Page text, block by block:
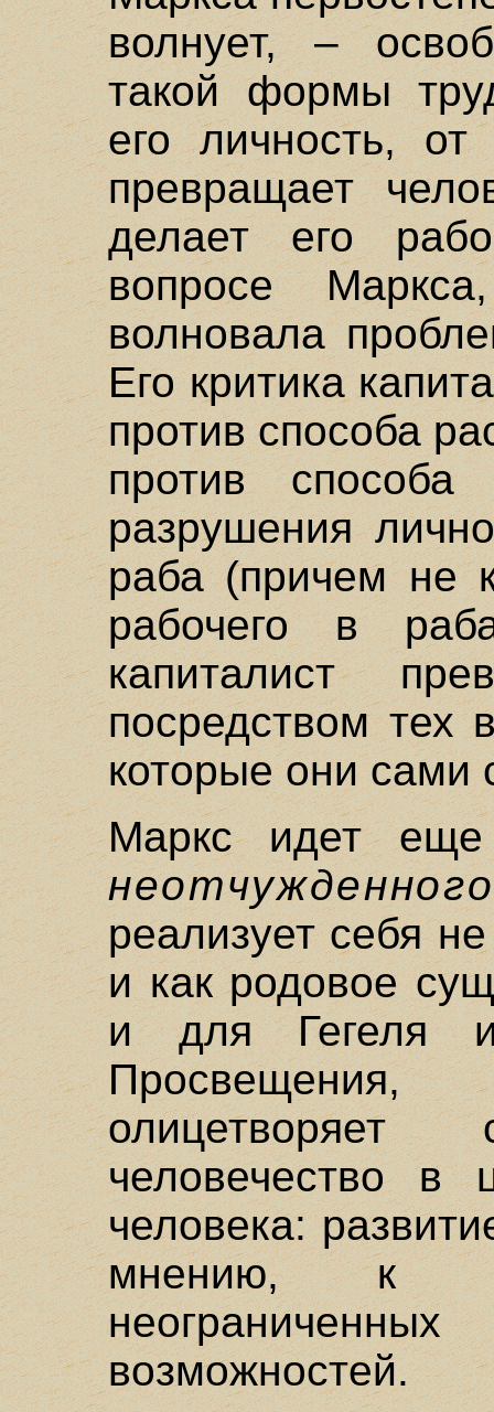
волнует, –
такой формы
его личность, от
превращает
делает его
вопросе
волновала
Его критика
против способа
против способа
разрушения
раба (причем не
рабочего в
капиталист
посредством тех
которые они сами
Маркс идет
неотчужденного
реализует себя
и как родовое
и для Гегеля и
человечество в
человека:
мнению, к
возможностей.